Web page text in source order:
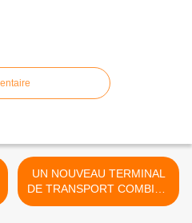
UN NOUVEAU TERMINAL
DE TRANSPORT COMBINE
RAIL-ROUTE